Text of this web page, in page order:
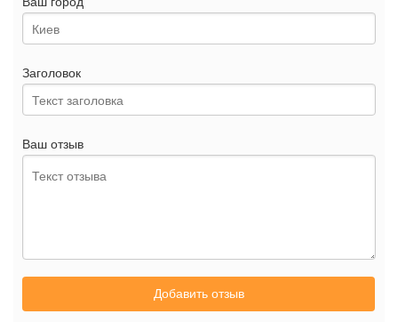
Заголовок
Ваш отзыв
Добавить отзыв